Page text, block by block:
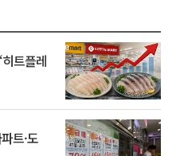
트플레
트·도